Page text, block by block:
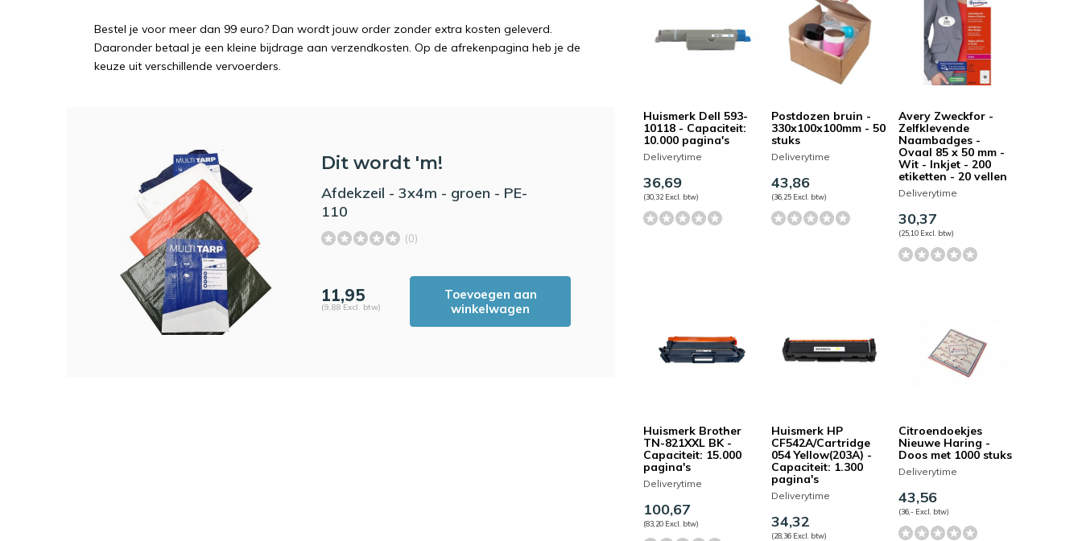
Bestel je voor meer dan 99 euro? Dan wordt jouw order zonder extra kosten geleverd.
Daaronder betaal je een kleine bijdrage aan verzendkosten. Op de afrekenpagina heb je de
keuze uit verschillende vervoerders.
Dit wordt 'm!
Afdekzeil - 3x4m - groen - PE-
110
(0)
11,95
(9,88 Excl. btw)
Toevoegen aan
winkelwagen
Huismerk Dell 593-
10118 - Capaciteit:
10.000 pagina's
Deliverytime
36,69
(30,32 Excl. btw)
Postdozen bruin -
330x100x100mm - 50
stuks
Deliverytime
43,86
(36,25 Excl. btw)
Avery Zweckfor -
Zelfklevende
Naambadges -
Ovaal 85 x 50 mm -
Wit - Inkjet - 200
etiketten - 20 vellen
Deliverytime
30,37
(25,10 Excl. btw)
Huismerk Brother
TN-821XXL BK -
Capaciteit: 15.000
pagina's
Deliverytime
100,67
(83,20 Excl. btw)
Huismerk HP
CF542A/Cartridge
054 Yellow(203A) -
Capaciteit: 1.300
pagina's
Deliverytime
34,32
(28,36 Excl. btw)
Citroendoekjes
Nieuwe Haring -
Doos met 1000 stuks
Deliverytime
43,56
(36,- Excl. btw)